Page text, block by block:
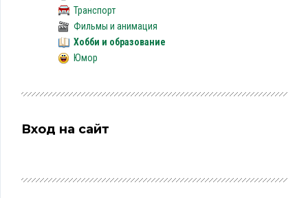
Транспорт
Фильмы и анимация
Хобби и образование
Юмор
Вход на сайт